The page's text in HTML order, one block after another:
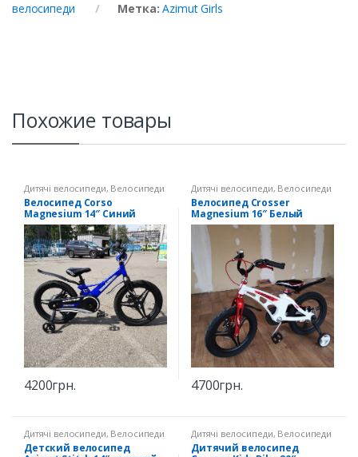
велосипеди
Метка:Azimut Girls
Похожие товары
Дитячі велосипеди, Велосипеди
14" зріст 90-107 см
Велосипед Corso
Magnesium 14″ Синий
4200грн.
Дитячі велосипеди, Велосипеди
16" зріст 100-116 см
Велосипед Crosser
Magnesium 16″ Белый
4700грн.
Дитячі велосипеди, Велосипеди
14" зріст 90-107 см
Детский велосипед
Дитячі велосипеди, Велосипеди
20" зріст 120-140 см
Дитячий велосипед